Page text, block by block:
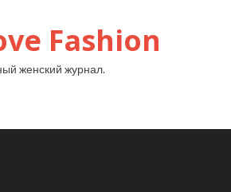
Fashion
женский журнал.